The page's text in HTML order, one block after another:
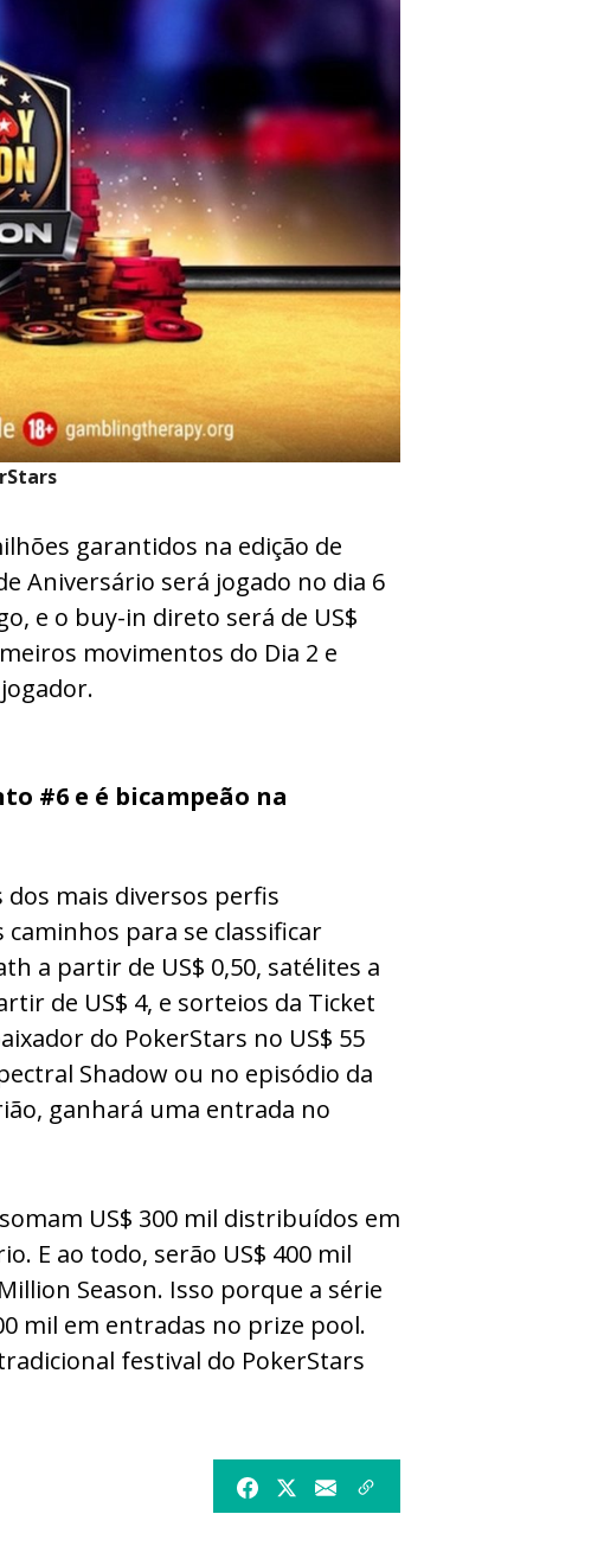
garantidos na edição de
Aniversário será jogado no dia 6
e o buy-in direto será de US$
movimentos do Dia 2 e
#6 e é bicampeão na
dos mais diversos perfis
para se classificar
a partir de US$ 0,50, satélites a
de US$ 4, e sorteios da Ticket
do PokerStars no US$ 55
Shadow ou no episódio da
ganhará uma entrada no
US$ 300 mil distribuídos em
E ao todo, serão US$ 400 mil
Season. Isso porque a série
mil em entradas no prize pool.
festival do PokerStars